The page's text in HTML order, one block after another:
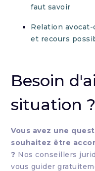
faut savoir
Relation
et recours
Besoin
situation ?
Vous avez une
souhaitez être
? Nos conseillers
vous guider